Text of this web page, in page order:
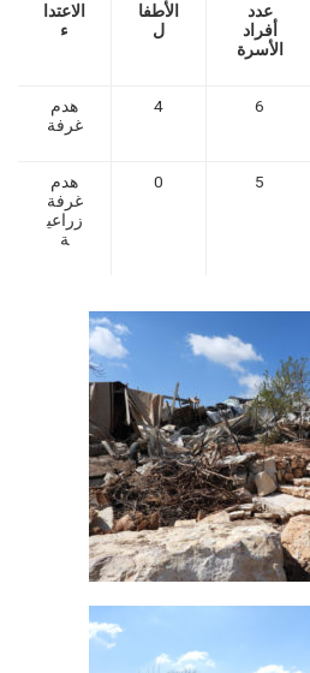
عدد
أفراد
الأسرة
الأطفا
ل
الاعتدا
ء
6
4
هدم
غرفة
5
0
هدم
غرفة
زراعي
ة